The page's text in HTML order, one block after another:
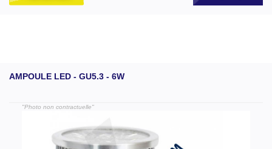
AMPOULE LED - GU5.3 - 6W
"Photo non contractuelle"